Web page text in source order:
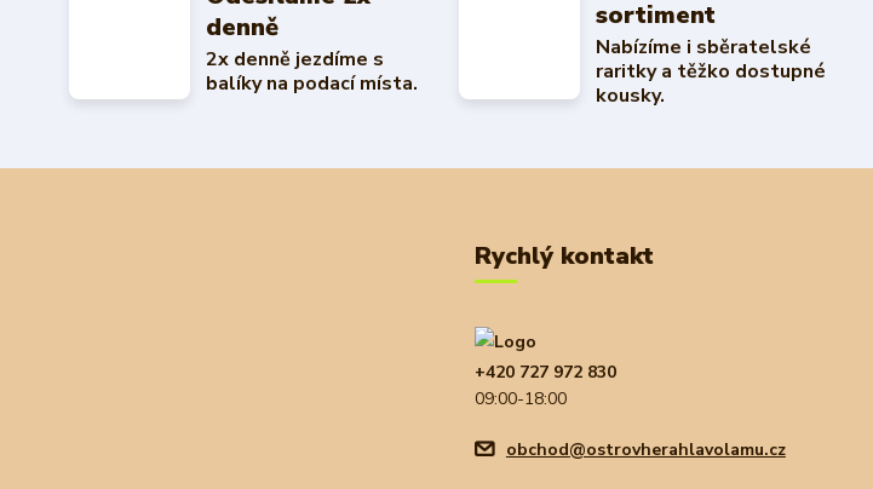
denně
2x denně jezdíme s
balíky na podací místa.
sortiment
Nabízíme i sběratelské
raritky a těžko dostupné
kousky.
Rychlý kontakt
+420 727 972 830
09:00-18:00
obchod@ostrovherahlavolamu.cz